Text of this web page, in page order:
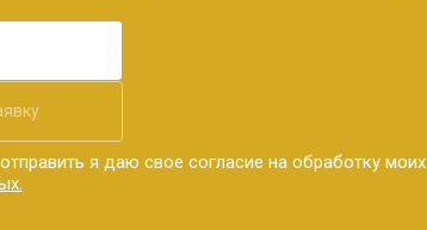
я даю свое согласие на обработку моих